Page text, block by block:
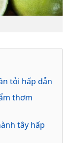
tỏi hấp dẫn
thơm
tây hấp